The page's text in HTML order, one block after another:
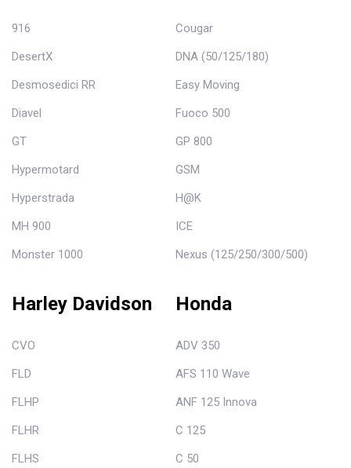
916
DesertX
Desmosedici RR
Diavel
GT
Hypermotard
Hyperstrada
MH 900
Monster 1000
Cougar
DNA (50/125/180)
Easy Moving
Fuoco 500
GP 800
GSM
H@K
ICE
Nexus (125/250/300/500)
Harley Davidson
CVO
FLD
FLHP
FLHR
FLHS
Honda
ADV 350
AFS 110 Wave
ANF 125 Innova
C 125
C 50